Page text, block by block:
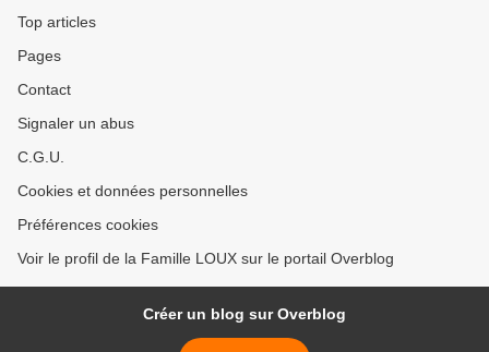
Top articles
Pages
Contact
Signaler un abus
C.G.U.
Cookies et données personnelles
Préférences cookies
Voir le profil de la Famille LOUX sur le portail Overblog
Créer un blog sur Overblog